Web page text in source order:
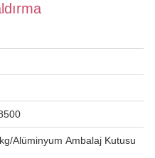
Alüminyum Ambalaj Kutusu